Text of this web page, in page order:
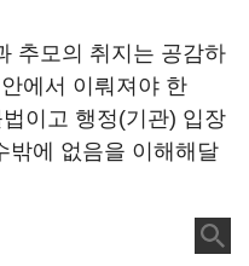
추모의 취지는 공감하
에서 이뤄져야 한
이고 행정(기관) 입장
밖에 없음을 이해해달